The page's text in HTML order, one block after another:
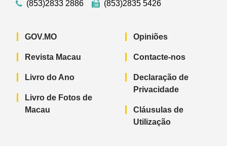
(853)2833 2886
(853)2835 5426
GOV.MO
Revista Macau
Livro do Ano
Livro de Fotos de
Macau
Opiniões
Contacte-nos
Declaração de
Privacidade
Cláusulas de
Utilização